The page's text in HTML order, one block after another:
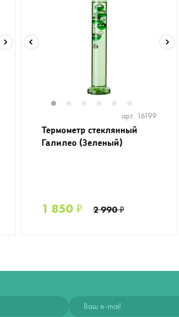
арт. 16199
Термометр стеклянный
Галилео (Зеленый)
1 850 ₽ 2 990₽